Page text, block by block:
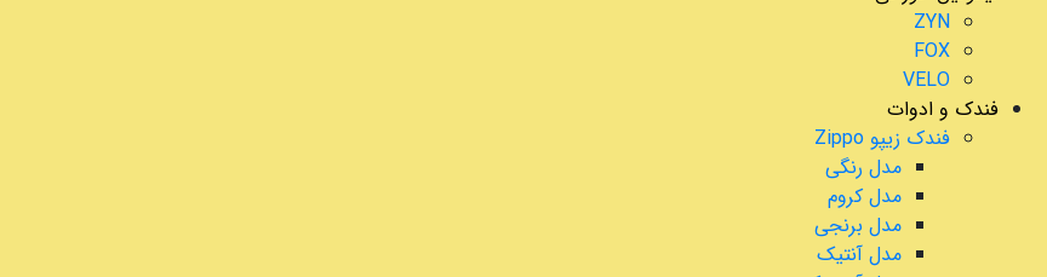
ZYN
FOX
VELO
فندک و ادوات
فندک زیپو Zippo
مدل رنگی
مدل کروم
مدل برنجی
مدل آنتیک